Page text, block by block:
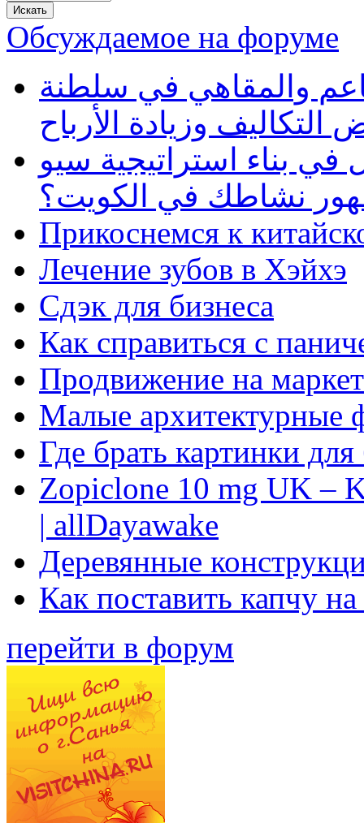
Обсуждаемое на форуме
والمقاهي في سلطنة
وزيادة الأرباح
بناء استراتيجية سيو
نشاطك في الكويت؟
Прикоснемся к
Лечение зубов в Хэйхэ
Сдэк для бизнеса
Как справиться с
Продвижение на
Малые архитектурные
Где брать картинки
Zopiclone 10 mg UK –
| allDayawake
Деревянные
Как поставить капчу
перейти в форум